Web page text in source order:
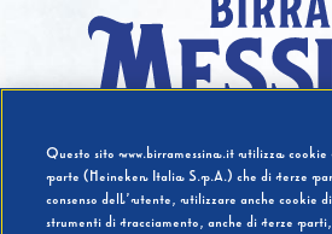
Hai compiuto
Questo sito www.birramessina.it utilizza
parte (Heineken Italia S.p.A.) che di terze
consenso dell’utente, utilizzare anche cookie
strumenti di tracciamento, anche di terze